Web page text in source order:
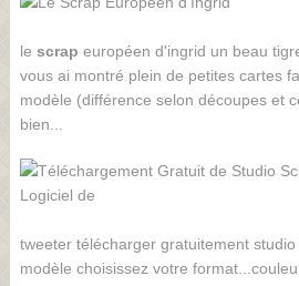
le scrap européen d'ingrid un beau
vous ai montré plein de petites cartes
modèle (différence selon découpes et
bien...
tweeter télécharger gratuitement studio
modèle choisissez votre